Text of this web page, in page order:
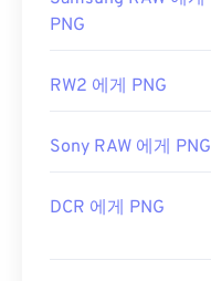
유용한 링크:
PNG에 대한 위키 문서
관련 PNG 도구:
세요
PNG
RW2 에게 PNG
Sony RAW 에게 PNG
DCR 에게 PNG